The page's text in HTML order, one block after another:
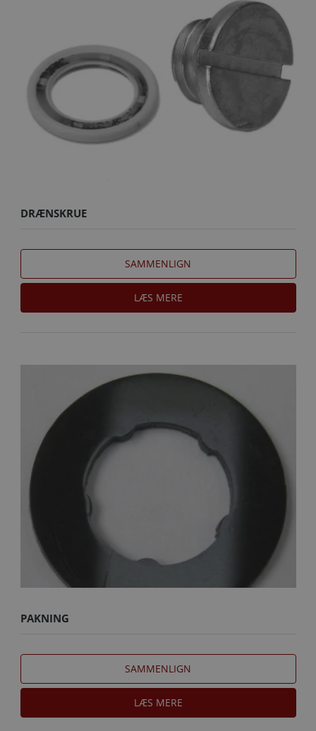
DRÆNSKRUE
SAMMENLIGN
LÆS MERE
PAKNING
SAMMENLIGN
LÆS MERE